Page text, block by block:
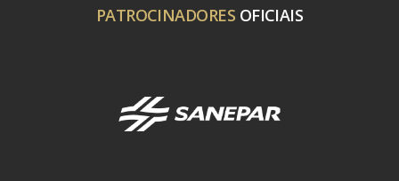
PATROCINADORES OFICIAIS